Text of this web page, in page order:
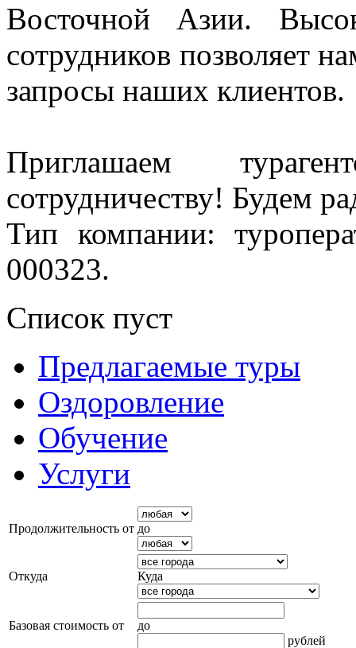
Восточной Азии.
сотрудников позволяет
запросы наших клиентов.
Приглашаем
сотрудничеству! Будем
Тип компании:
000323.
Список пуст
Предлагаемые туры
Оздоровление
Обучение
Услуги
Продолжительность от до
Откуда Куда
Базовая стоимость от
до
рублей